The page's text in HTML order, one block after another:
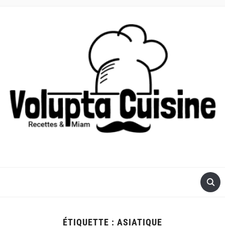
ÉTIQUETTE : ASIATIQUE